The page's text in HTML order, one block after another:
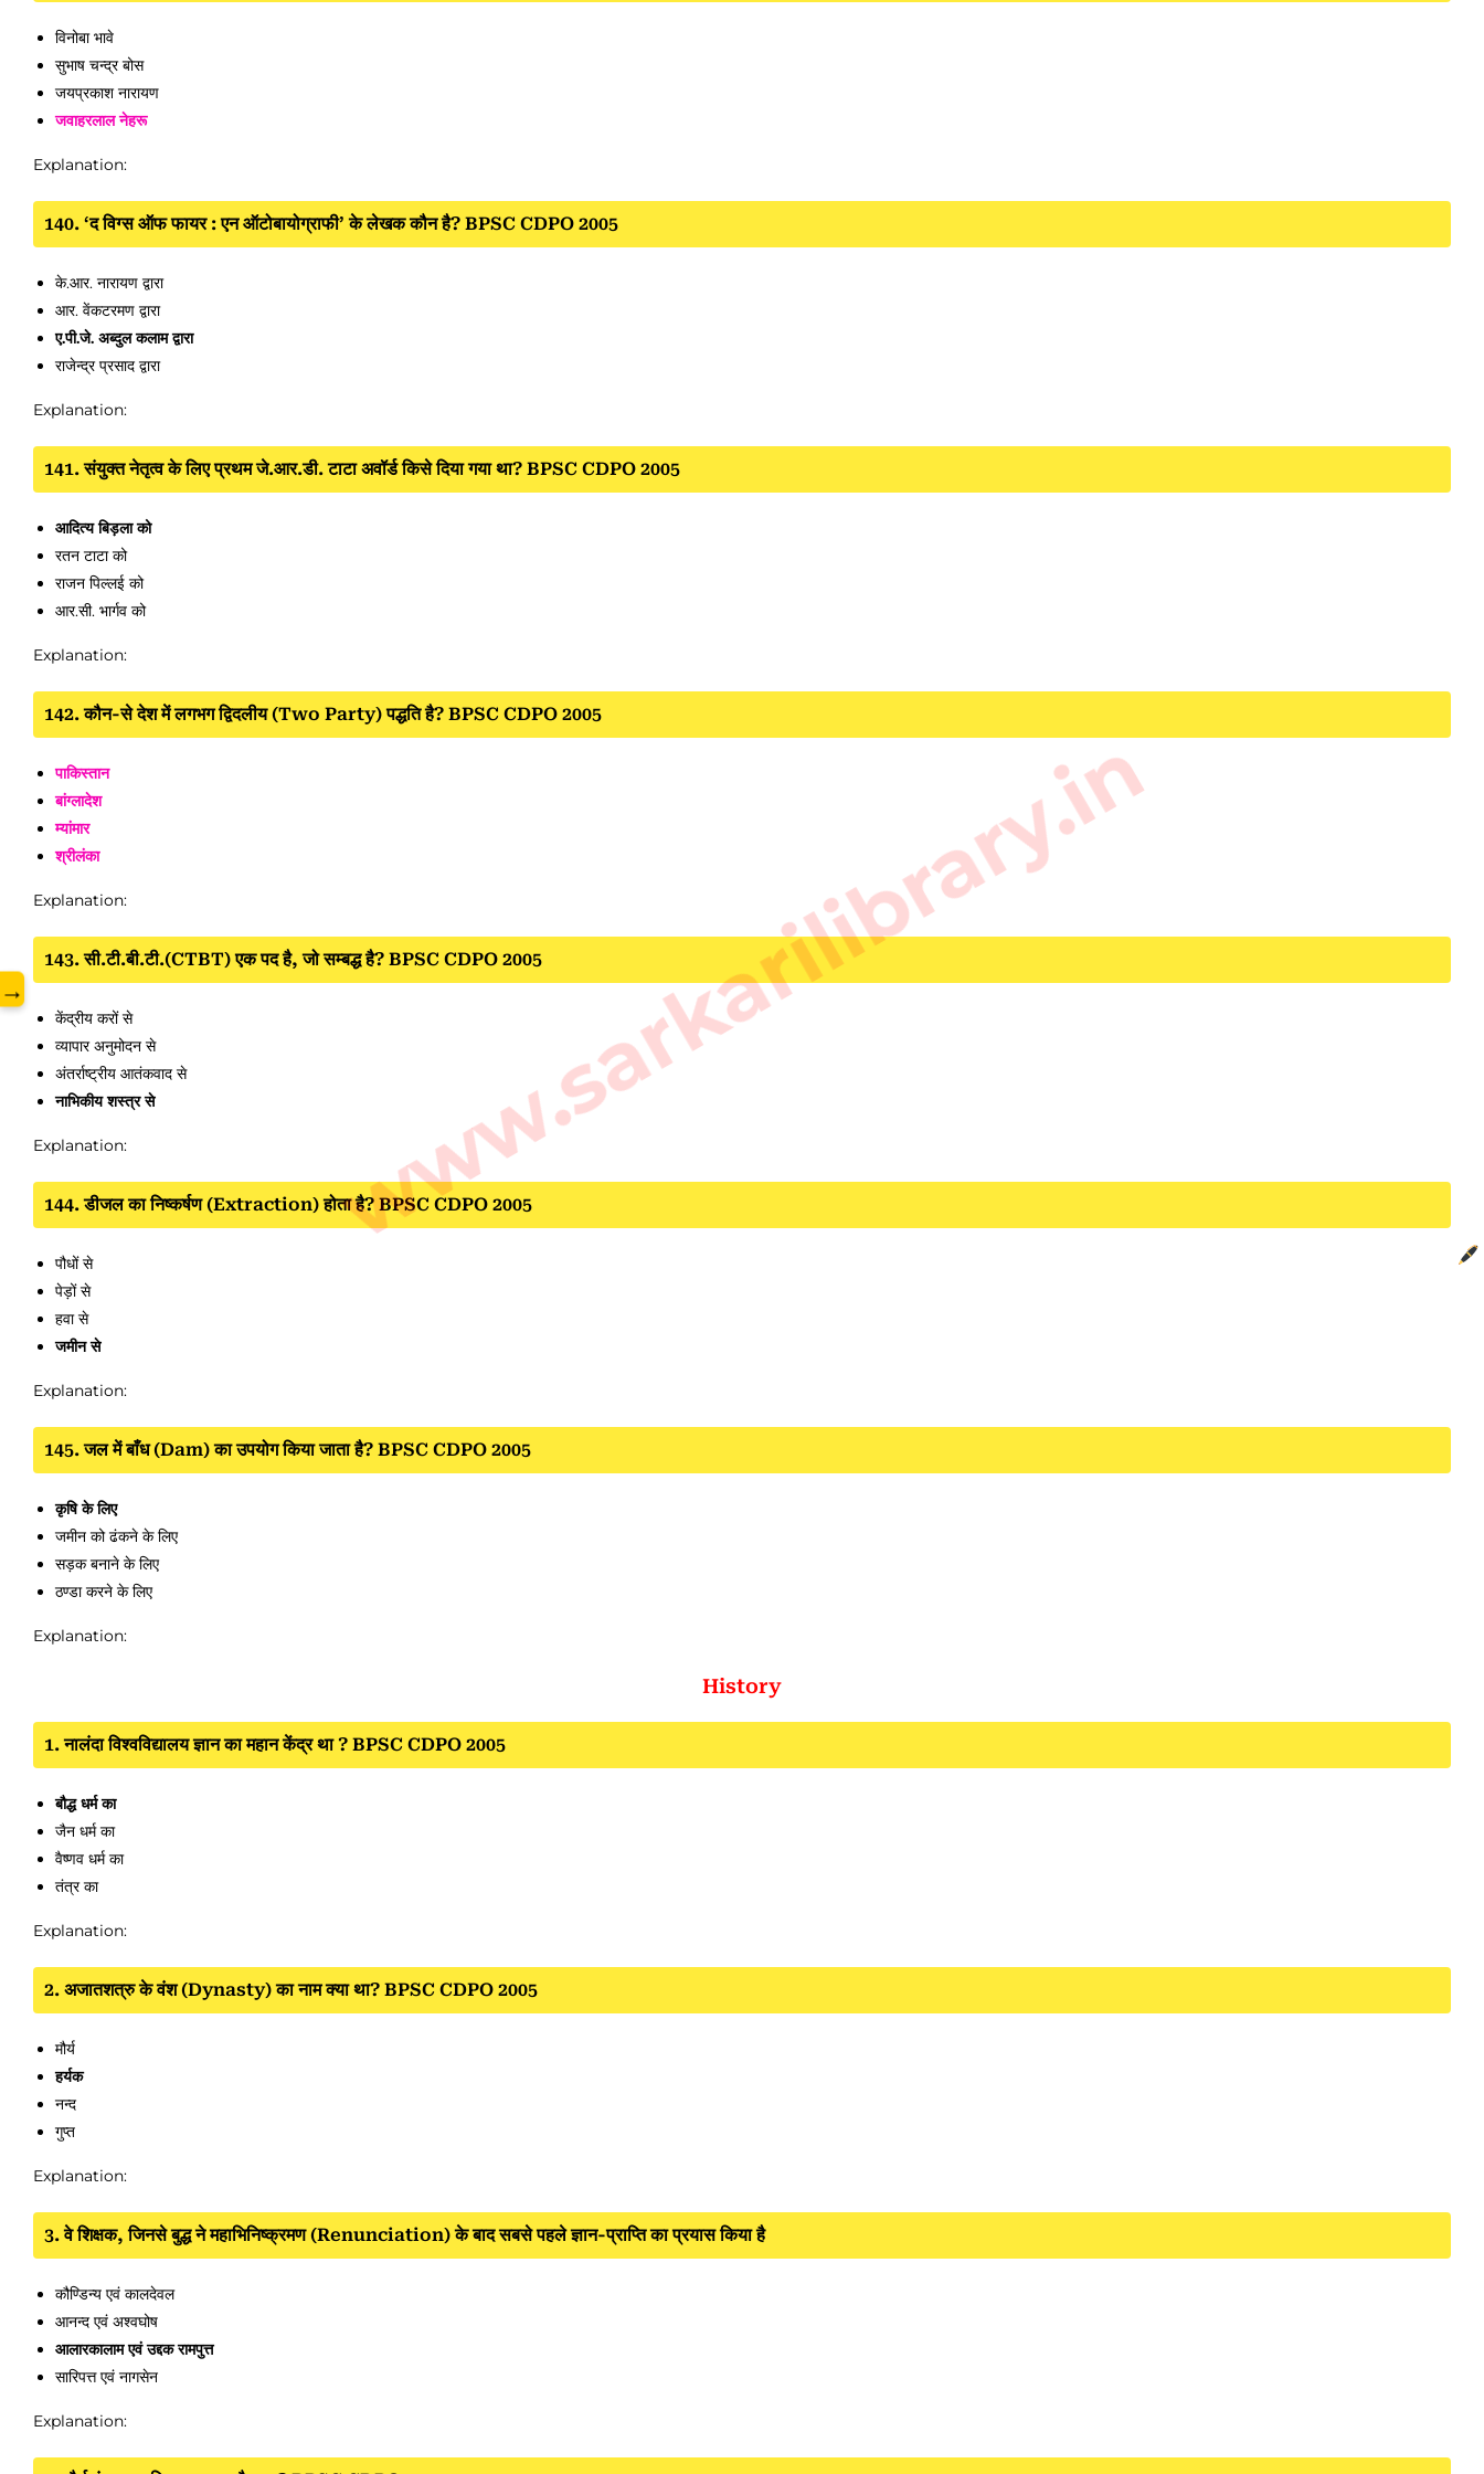
विनोबा भावे
सुभाष चन्द्र बोस
जयप्रकाश नारायण
जवाहरलाल नेहरू
Explanation:
140. ‘द विग्स ऑफ फायर : एन ऑटोबायोग्राफी’ के लेखक कौन है? BPSC CDPO 2005
के.आर. नारायण द्वारा
आर. वेंकटरमण द्वारा
ए.पी.जे. अब्दुल कलाम द्वारा
राजेन्द्र प्रसाद द्वारा
Explanation:
141. संयुक्त नेतृत्व के लिए प्रथम जे.आर.डी. टाटा अवॉर्ड किसे दिया गया था? BPSC CDPO 2005
आदित्य बिड़ला को
रतन टाटा को
राजन पिल्लई को
आर.सी. भार्गव को
Explanation:
142. कौन-से देश में लगभग द्विदलीय (Two Party) पद्धति है? BPSC CDPO 2005
पाकिस्तान
बांग्लादेश
म्यांमार
श्रीलंका
Explanation:
143. सी.टी.बी.टी.(CTBT) एक पद है, जो सम्बद्ध है? BPSC CDPO 2005
केंद्रीय करों से
व्यापार अनुमोदन से
अंतर्राष्ट्रीय आतंकवाद से
नाभिकीय शस्त्र से
Explanation:
144. डीजल का निष्कर्षण (Extraction) होता है? BPSC CDPO 2005
पौधों से
पेड़ों से
हवा से
जमीन से
Explanation:
145. जल में बाँध (Dam) का उपयोग किया जाता है? BPSC CDPO 2005
कृषि के लिए
जमीन को ढंकने के लिए
सड़क बनाने के लिए
ठण्डा करने के लिए
Explanation:
History
1. नालंदा विश्वविद्यालय ज्ञान का महान केंद्र था ? BPSC CDPO 2005
बौद्ध धर्म का
जैन धर्म का
वैष्णव धर्म का
तंत्र का
Explanation:
2. अजातशत्रु के वंश (Dynasty) का नाम क्या था? BPSC CDPO 2005
मौर्य
हर्यक
नन्द
गुप्त
Explanation:
3. वे शिक्षक, जिनसे बुद्ध ने महाभिनिष्क्रमण (Renunciation) के बाद सबसे पहले ज्ञान-प्राप्ति का प्रयास किया है
कौण्डिन्य एवं कालदेवल
आनन्द एवं अश्वघोष
आलारकालाम एवं उद्दक रामपुत्त
सारिपत्त एवं नागसेन
Explanation:
www.sarkarilibrary.in
→